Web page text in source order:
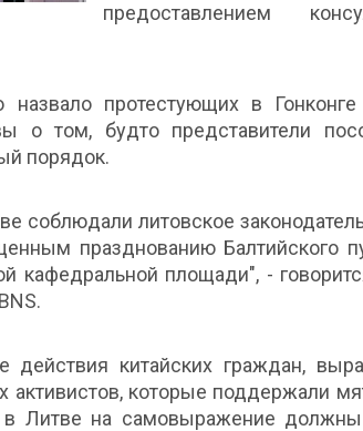
предоставлением
назвало протестующих в
о том, будто представители
порядок.
соблюдали литовское
празднованию Балтийского
кафедральной площади", -
действия китайских граждан,
активистов, которые поддержали
в Литве на самовыражение